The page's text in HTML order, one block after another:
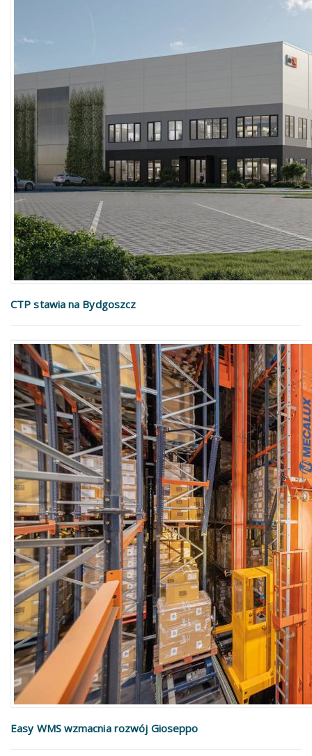
CTP stawia na Bydgoszcz
Easy WMS wzmacnia rozwój Gioseppo